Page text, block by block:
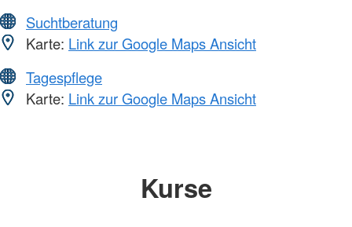
Suchtberatung
Karte: Link zur Google Maps Ansicht
Tagespflege
Karte: Link zur Google Maps Ansicht
Kurse